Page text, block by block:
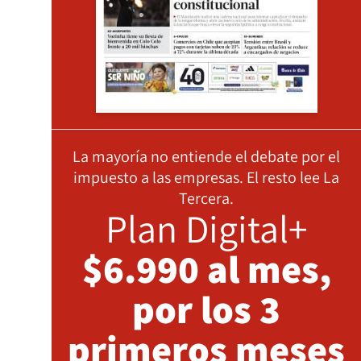
La mayoría no entiende el debate por el
impuesto a las empresas. El resto lee La
Tercera.
Plan Digital+
$6.990 al mes,
por los 3
primeros meses